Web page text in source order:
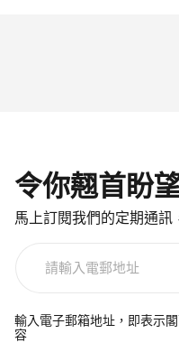
令你翹首盼
馬上訂閱我們的定期通訊
電
郵
輸入電子郵箱地址，即表示
容